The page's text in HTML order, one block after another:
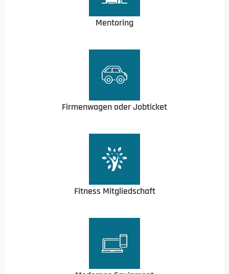
Mentoring
Firmenwagen oder Jobticket
Fitness Mitgliedschaft